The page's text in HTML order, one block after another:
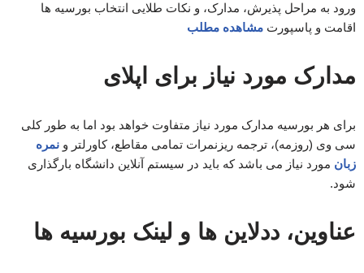
ورود به مراحل پذیرش، مدارک، و نکات طلایی انتخاب بورسیه ها
اقامت و پاسپورت مشاهده مطلب
مدارک مورد نیاز برای اپلای
برای هر بورسیه مدارک مورد نیاز متفاوت خواهد بود اما به طور کلی
سی وی (روزمه)، ترجمه ریزنمرات تمامی مقاطع، کاورلتر و نمره
زبان مورد نیاز می باشد که باید در سیستم آنلاین دانشگاه بارگذاری
شود.
عناوین، ددلاین ها و لینک بورسیه ها